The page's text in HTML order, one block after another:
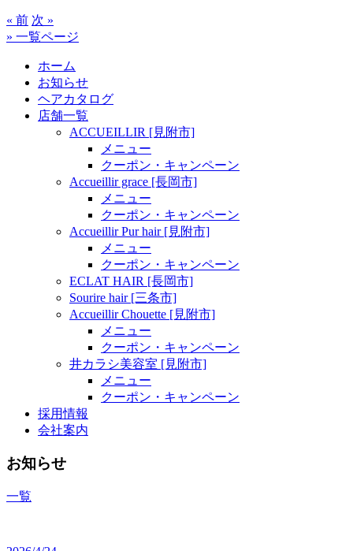
« 前 次 »
» 一覧ページ
ホーム
お知らせ
ヘアカタログ
店舗一覧
ACCUEILLIR [見附市]
メニュー
クーポン・キャンペーン
Accueillir grace [長岡市]
メニュー
クーポン・キャンペーン
Accueillir Pur hair [見附市]
メニュー
クーポン・キャンペーン
ECLAT HAIR [長岡市]
Sourire hair [三条市]
Accueillir Chouette [見附市]
メニュー
クーポン・キャンペーン
井カラシ美容室 [見附市]
メニュー
クーポン・キャンペーン
採用情報
会社案内
お知らせ
一覧